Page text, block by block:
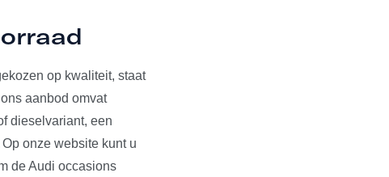
op kwaliteit, staat
aanbod omvat
dieselvariant, een
onze website kunt u
de Audi occasions